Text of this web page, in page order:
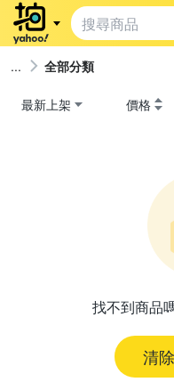
全部分類
最新上架 價格
找不到商品
清